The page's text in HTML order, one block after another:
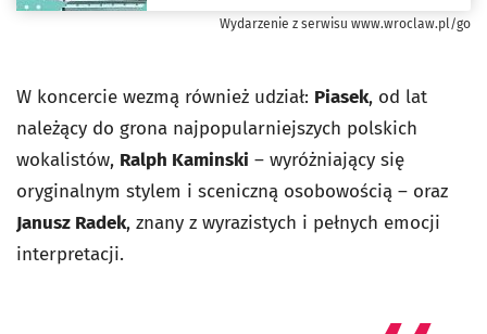
Wydarzenie z serwisu www.wroclaw.pl/go
W koncercie wezmą również udział: Piasek, od lat
należący do grona najpopularniejszych polskich
wokalistów, Ralph Kaminski – wyróżniający się
oryginalnym stylem i sceniczną osobowością – oraz
Janusz Radek, znany z wyrazistych i pełnych emocji
interpretacji.